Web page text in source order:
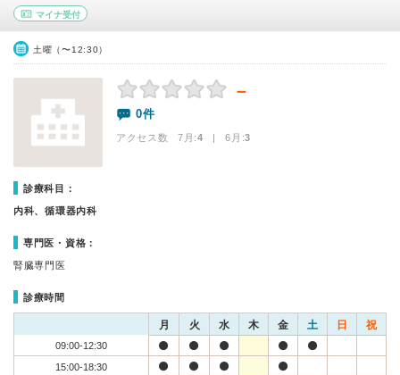
マイナ受付
土曜（〜12:30）
－
0件
アクセス数 7月:4 | 6月:3
診療科目：
内科、循環器内科
専門医・資格：
腎臓専門医
診療時間
月 火 水 木 金 土 日 祝
09:00-12:30
15:00-18:30